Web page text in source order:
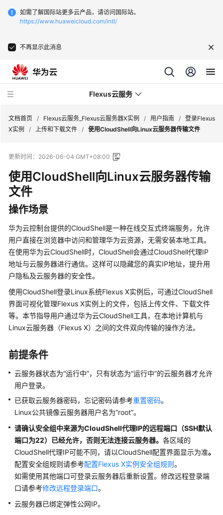
如需了解国际站更多云产品，请访问国际站。
https://www.huaweicloud.com/intl/
不再显示此消息
Flexus云服务
最
新
动
态
产
品
介
绍
快
速
入
门
户
南
通
过
授
予
使
用
Flexus
X
例
文档首页 / Flexus云服务_Flexus云服务器X实例 / 用户指南 / 登录Flexus
X实例
/ 上传和下载文件 / 使用CloudShell向Linux云服务器传输文件
更新时间： 2026-06-04 GMT+08:00
使用CloudShell向Linux云服务器传输
文件
操作场景
华为云控制台提供的CloudShell是一种在线交互式终端服务，允许
用户直接在浏览器中访问和管理华为云资源，无需安装本地工具。
在使用华为云CloudShell时，CloudShell会通过CloudShell代理IP
地址与云服务器进行通信。这样可以隐藏您的真实IP地址，提升用
户隐私及云服务器的安全性。
使用CloudShell登录Linux系统Flexus X实例后，可通过CloudShell
界面可视化管理Flexus X实例上的文件，包括上传文件、下载文件
等。本节指导用户通过华为云CloudShell工具，在本地计算机与
Linux云服务器（Flexus X）之间的文件双向传输的操作方法。
前提条件
云服务器状态为“运行中”，只有状态为“运行中”的云服务器才允许
用户登录。
已获取云服务器密码，忘记密码请参考重置密码。
Linux公共镜像云服务器用户名为“root”。
请确认安全组中来源为CloudShell代理IP的远程端口（SSH默认
端口为22）已经允许，否则无法连接云服务器。 各区域的
CloudShell代理IP可能不同，请以CloudShell配置界面显示为准。
配置安全组规则请参考配置Flexus X实例安全组规则。
如需使用其他端口可登录云服务器后重新设置。修改远程登录端
口请参考修改远程登录端口。
云服务器已绑定弹性公网IP。